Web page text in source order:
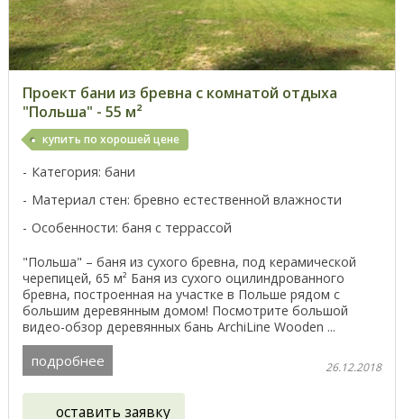
Проект бани из бревна с комнатой отдыха
"Польша" - 55 м²
купить по хорошей цене
Категория: бани
Материал стен: бревно естественной влажности
Особенности: баня с террассой
"Польша" – баня из сухого бревна, под керамической
черепицей, 65 м² Баня из сухого оцилиндрованного
бревна, построенная на участке в Польше рядом с
большим деревянным домом! Посмотрите большой
видео-обзор деревянных бань ArchiLine Wooden ...
подробнее 26.12.2018
оставить заявку